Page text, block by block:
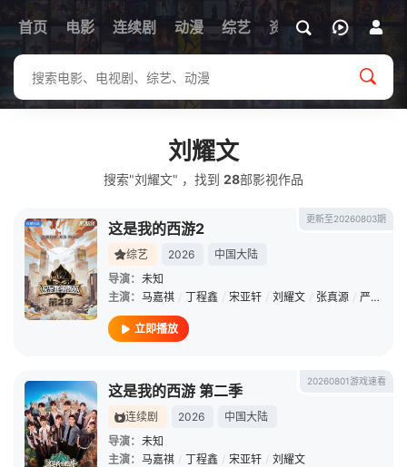
首页 电影 连续剧 动漫 综艺 资讯
刘耀文
搜索"刘耀文" ，找到 28部影视作品
更新至20260803期
这是我的西游2
综艺 2026
中国大陆
导演： 未知
主演： 马嘉祺 / 丁程鑫 / 宋亚轩 / 刘耀文 / 张真源 / 严浩翔
立即播放
20260801游戏速看
这是我的西游 第二季
连续剧 2026
中国大陆
导演： 未知
主演： 马嘉祺 / 丁程鑫 / 宋亚轩 / 刘耀文